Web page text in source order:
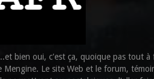
bien oui, c'est ça, quoique pas tout à
Le site Web et le forum,